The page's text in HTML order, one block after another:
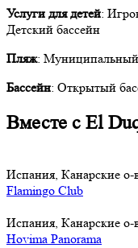
Услуги для детей:
Детский бассейн
Пляж:
Бассейн: Открытый
Вместе с El
Испания, Канарские о-
Flamingo Club
Испания, Канарские о-
Hovima Panorama